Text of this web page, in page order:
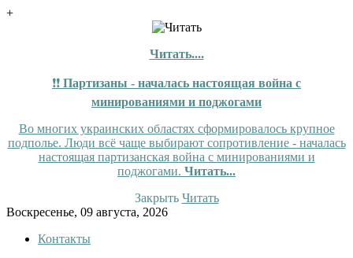
+
Читать....
❗❗ Партизаны - началась настоящая война с
минированиями и поджогами
Во многих украинских областях сформировалось крупное
подполье. Люди всё чаще выбирают сопротивление - началась
настоящая партизанская война с минированиями и
поджогами. Читать...
Закрыть Читать
Skip
content
Воскресенье, 09 августа, 2026
Контакты